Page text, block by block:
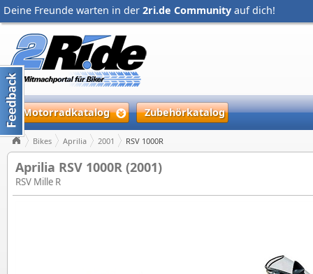
Deine Freunde warten in der 2ri.de Community auf dich!
Motorradkatalog Zubehörkatalog
Bikes Aprilia 2001 RSV 1000R
Aprilia RSV 1000R (2001)
RSV Mille R